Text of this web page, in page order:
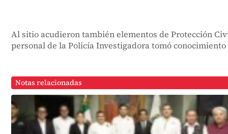
Al sitio acudieron también elementos de Protección
personal de la Policía Investigadora tomó
Notas relacionadas